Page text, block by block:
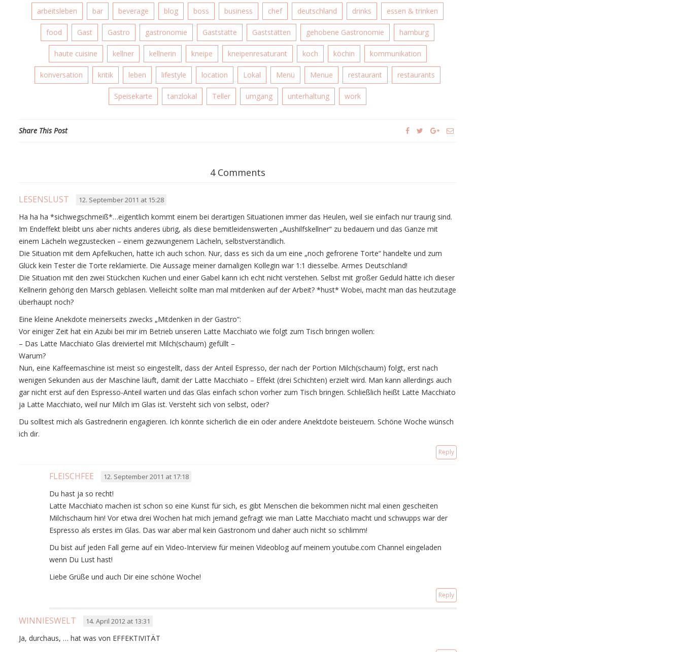
arbeitsleben bar beverage blog boss business chef deutschland drinks essen & trinken
food Gast Gastro gastronomie Gaststätte Gaststätten gehobene Gastronomie hamburg
haute cuisine kellner kellnerin kneipe kneipenresaturant koch köchin kommunikation
konversation kritik leben lifestyle location Lokal Menü Menue restaurant restaurants
Speisekarte tanzlokal Teller umgang unterhaltung work
Share This Post
4 Comments
LESENSLUST 12. September 2011 at 15:28
Ha ha ha *sichwegschmeiß*…eigentlich kommt einem bei derartigen Situationen immer das Heulen, weil sie einfach nur traurig sind.
Im Endeffekt bleibt uns aber nichts anderes übrig, als diese bemitleidenswerten „Aushilfskellner“ zu bedauern und das Ganze mit
einem Lächeln wegzustecken – einem gezwungenem Lächeln, selbstverständlich.
Die Situation mit dem Apfelkuchen, hatte ich auch schon. Nur, dass es sich da um eine „noch gefrorene Torte“ handelte und zum
Glück kein Tester die Torte reklamierte. Die Aussage meiner damaligen Kollegin war 1:1 diesselbe. Armes Deutschland!
Die Situation mit den zwei Stückchen Kuchen und einer Gabel kann ich echt nicht verstehen. Selbst mit großer Geduld hätte ich dieser
Kellnerin gehörig den Marsch geblasen. Vielleicht sollte man mal mitdenken auf der Arbeit? *hust* Wobei, macht man das heutzutage
überhaupt noch?
Eine kleine Anekdote meinerseits zwecks „Mitdenken in der Gastro“:
Vor einiger Zeit hat ein Azubi bei mir im Betrieb unseren Latte Macchiato wie folgt zum Tisch bringen wollen:
– Das Latte Macchiato Glas dreiviertel mit Milch(schaum) gefüllt –
Warum?
Nun, eine Kaffeemaschine ist meist so eingestellt, dass der Anteil Espresso, der nach der Portion Milch(schaum) folgt, erst nach
wenigen Sekunden aus der Maschine läuft, damit der Latte Macchiato – Effekt (drei Schichten) erzielt wird. Man kann allerdings auch
gar nicht erst auf den Espresso-Anteil warten und das Glas einfach schon vorher zum Tisch bringen. Schließlich heißt Latte Macchiato
ja Latte Macchiato, weil nur Milch im Glas ist. Versteht sich von selbst, oder?
Du solltest mich als Gastrednerin engagieren. Ich könnte sicherlich die ein oder andere Anektdote beisteuern. Schöne Woche wünsch
ich dir.
Reply
FLEISCHFEE 12. September 2011 at 17:18
Du hast ja so recht!
Latte Macchiato machen ist schon so eine Kunst für sich, es gibt Menschen die bekommen nicht mal einen gescheiten
Milchschaum hin! Vor etwa drei Wochen hat mich jemand gefragt wie man Latte Macchiato macht und schwupps war der
Espresso als erstes im Glas. Das war aber mal kein Gastronom und daher auch nicht so schlimm!
Du bist auf jeden Fall gerne auf ein Video-Interview für meinen Videoblog auf meinem youtube.com Channel eingeladen
wenn Du Lust hast!
Liebe Grüße und auch Dir eine schöne Woche!
Reply
WINNIESWELT 14. April 2012 at 13:31
Ja, durchaus, … hat was von EFFEKTIVITÄT